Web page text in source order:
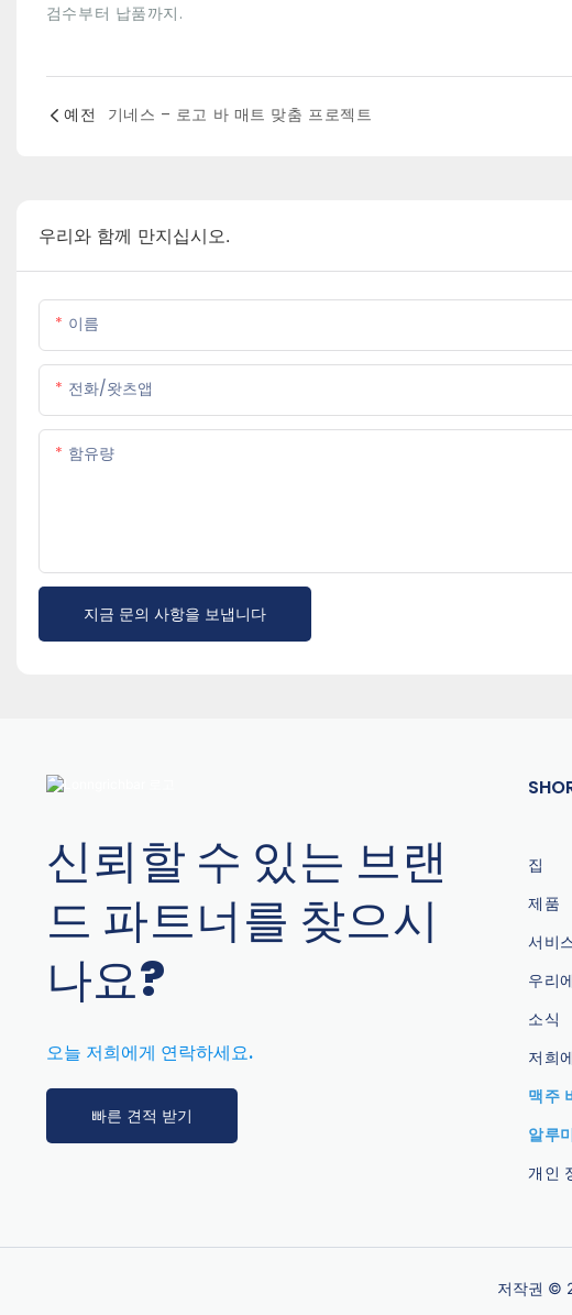
검수부터 납품까지.
예전 기네스 – 로고 바 매트 맞춤 프로젝트
우리와 함께 만지십시오.
이름
전화/왓츠앱
함유량
지금 문의 사항을 보냅니다
신뢰할 수 있는 브랜
드 파트너를 찾으시
나요?
오늘 저희에게 연락하세요.
빠른 견적 받기
집
제품
서비
우리
소식
저희
맥주
알루
개인
저작권 ©